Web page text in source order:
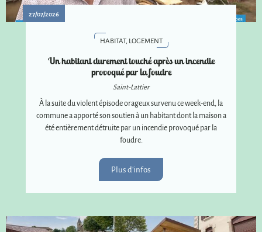
27/07/2026
HABITAT, LOGEMENT
Un habitant durement touché après un incendie
provoqué par la foudre
Saint-Lattier
À la suite du violent épisode orageux survenu ce week-end, la
commune a apporté son soutien à un habitant dont la maison a
été entièrement détruite par un incendie provoqué par la
foudre.
Plus d'infos